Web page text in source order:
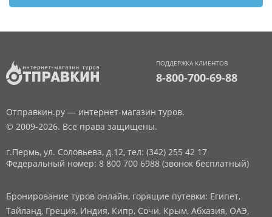
ПОДДЕРЖКА КЛИЕНТОВ
8-800-700-69-88
Отправкин.ру — интернет-магазин туров.
© 2009-2026. Все права защищены.
г.Пермь, ул. Соловьева, д.12, тел: (342) 255 42 17
Федеральный номер: 8 800 700 6988 (звонок бесплатный)
Бронирование туров онлайн, горящие путевки: Египет,
Тайланд, Греция, Индия, Кипр, Сочи, Крым, Абхазия, ОАЭ,